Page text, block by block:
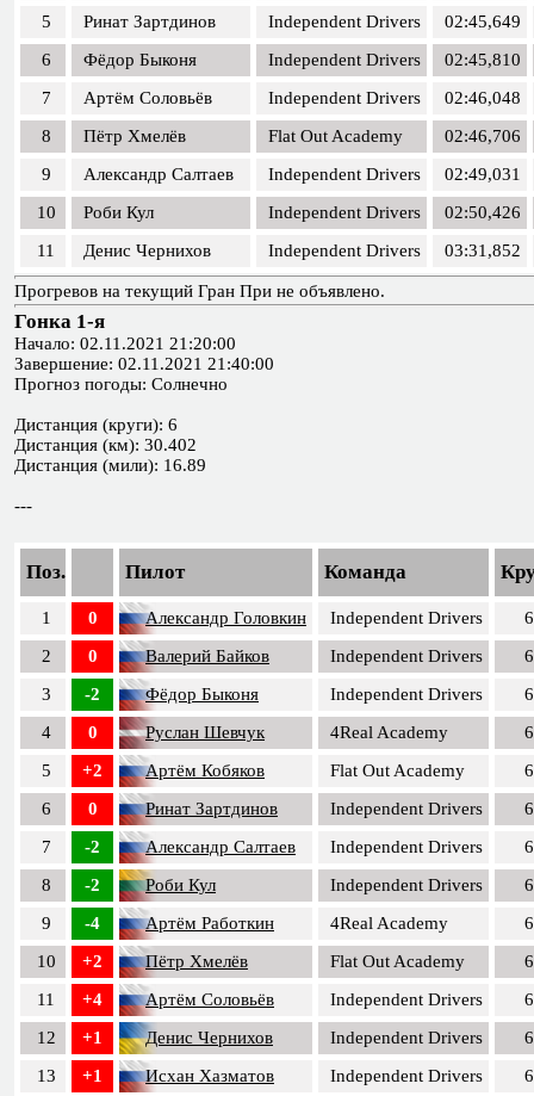
5
Ринат Зартдинов Independent Drivers
02:45,649
6
Фёдор Быконя Independent Drivers
02:45,810
7
Артём Соловьёв Independent Drivers
02:46,048
8
Пётр Хмелёв Flat Out Academy
02:46,706
9
Александр Салтаев Independent Drivers
02:49,031
10
Роби Кул Independent Drivers
02:50,426
11
Денис Чернихов Independent Drivers 03:31,852
Прогревов на текущий Гран При не объявлено.
Гонка 1-я
Начало: 02.11.2021 21:20:00
Завершение: 02.11.2021 21:40:00
Прогноз погоды: Солнечно
Дистанция (круги): 6
Дистанция (км): 30.402
Дистанция (мили): 16.89
---
Поз. Пилот Команда
1 0 Александр Головкин Independent Drivers
6
2
0 Валерий Байков Independent Drivers
6
3
-2 Фёдор Быконя Independent Drivers
6
4
0 Руслан Шевчук 4Real Academy
6
5
+2 Артём Кобяков Flat Out Academy
6
6
0 Ринат Зартдинов Independent Drivers
6
7
-2 Александр Салтаев Independent Drivers
6
8
-2 Роби Кул Independent Drivers
6
9
-4 Артём Работкин 4Real Academy
6
10
+2 Пётр Хмелёв Flat Out Academy
6
11
+4 Артём Соловьёв Independent Drivers
6
12
+1 Денис Чернихов Independent Drivers
6
13
+1 Исхан Хазматов Independent Drivers 6